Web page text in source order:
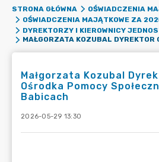
STRONA GŁÓWNA OŚWIADCZENIA
OŚWIADCZENIA MAJĄTKOWE ZA
DYREKTORZY I KIEROWNICY
Małgorzata Kozubal
Ośrodka Pomocy
Babicach
2026-05-29 13:30